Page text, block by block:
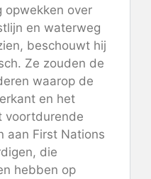
opwekken over
en waterweg
beschouwt hij
Ze zouden de
waarop de
en het
voortdurende
aan First Nations
die
hebben op